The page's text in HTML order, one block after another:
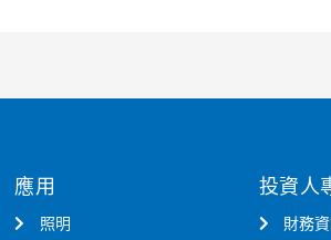
應用
照明
投資人
財務